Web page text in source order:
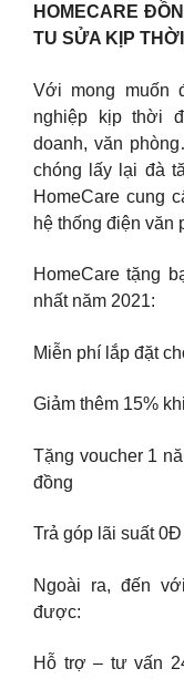
HOMECARE
TU SỬA KỊP
Với mong muốn
nghiệp kịp thời
doanh, văn
chóng lấy lại đà
HomeCare cung
hệ thống điện văn
HomeCare tặng
nhất năm 2021:
Miễn phí lắp đặt
Giảm thêm 15%
Tặng voucher 1
đồng
Trả góp lãi suất
Ngoài ra, đến
được:
Hỗ trợ – tư vấn